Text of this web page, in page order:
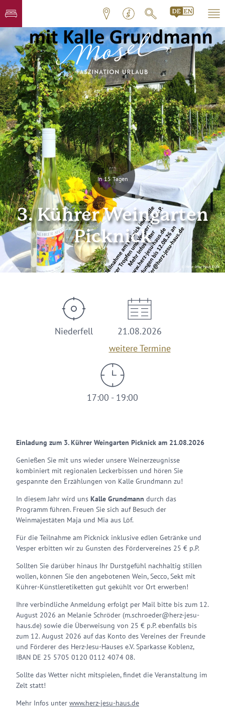
© Herz-Jesu-Haus Kühr
In 15 Tagen
3. Kührer Weingarten
Picknick
Niederfell
21.08.2026
weitere Termine
17:00 - 19:00
Einladung zum 3. Kührer Weingarten Picknick am 21.08.2026
Genießen Sie mit uns wieder unsere Weinerzeugnisse
kombiniert mit regionalen Leckerbissen und hören Sie
gespannte den Erzählungen von Kalle Grundmann zu!
In diesem Jahr wird uns Kalle Grundmann durch das
Programm führen. Freuen Sie sich auf Besuch der
Weinmajestäten Maja und Mia aus Löf.
Für die Teilnahme am Picknick inklusive edlen Getränke und
Vesper erbitten wir zu Gunsten des Fördervereines 25 € p.P.
Sollten Sie darüber hinaus Ihr Durstgefühl nachhaltig stillen
wollen, können Sie den angebotenen Wein, Secco, Sekt mit
Kührer-Künstleretiketten gut gekühlt vor Ort erwerben!
Ihre verbindliche Anmeldung erfolgt per Mail bitte bis zum 12.
August 2026 an Melanie Schröder (m.schroeder@herz-jesu-
haus.de) sowie die Überweisung von 25 € p.P. ebenfalls bis
zum 12. August 2026 auf das Konto des Vereines der Freunde
und Förderer des Herz-Jesu-Hauses e.V. Sparkasse Koblenz,
IBAN DE 25 5705 0120 0112 4074 08.
Sollte das Wetter nicht mitspielen, findet die Veranstaltung im
Zelt statt!
Mehr Infos unter www.herz-jesu-haus.de